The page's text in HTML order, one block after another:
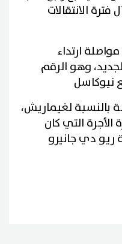
الانتقالات
ارتداء
الجديد، وهو الرقم
نيوكاسل
بالنسبة لغيماريش،
الأجرة التي كان
ريو دي جانيرو